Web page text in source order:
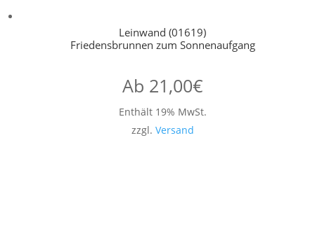
Leinwand (01619)
Friedensbrunnen zum Sonnenaufgang
Ab 21,00€
Enthält 19% MwSt.
zzgl. Versand